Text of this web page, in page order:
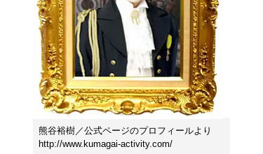
熊谷裕樹／公式ページのプロフィールより
http://www.kumagai-activity.com/